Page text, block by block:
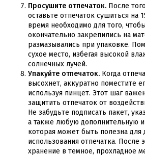
Просушите отпечаток. После
оставьте отпечаток сушиться на
время необходимо для того,
окончательно закрепились на
размазывались при упаковке.
сухое место, избегая высокой
солнечных лучей.
Упакуйте отпечаток. Когда
высохнет, аккуратно поместите
используя пинцет. Этот шаг
защитить отпечаток от
Не забудьте подписать пакет,
а также любую дополнительную
которая может быть полезна для
использования отпечатка. После
хранение в темное, прохладное